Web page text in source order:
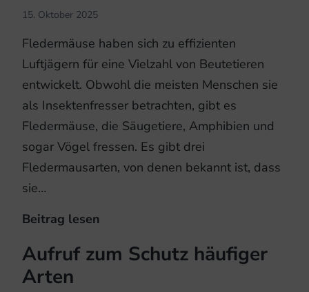
15. Oktober 2025
Fledermäuse haben sich zu effizienten
Luftjägern für eine Vielzahl von Beutetieren
entwickelt. Obwohl die meisten Menschen sie
als Insektenfresser betrachten, gibt es
Fledermäuse, die Säugetiere, Amphibien und
sogar Vögel fressen. Es gibt drei
Fledermausarten, von denen bekannt ist, dass
sie…
Beitrag lesen
auf
Aufruf zum Schutz häufiger
Arten